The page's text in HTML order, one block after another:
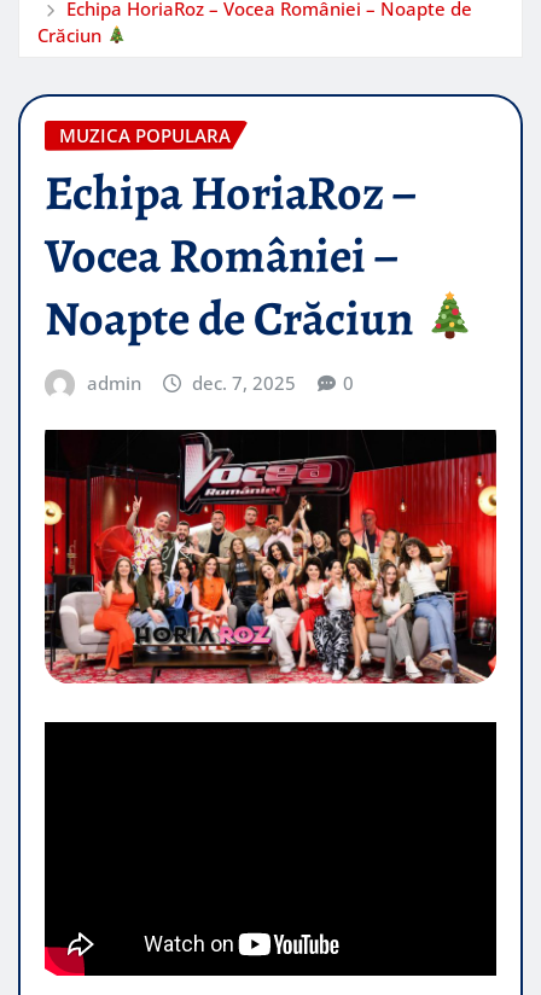
Echipa HoriaRoz – Vocea României – Noapte de
Crăciun
MUZICA POPULARA
Echipa HoriaRoz –
Vocea României –
Noapte de Crăciun
admin dec. 7, 2025 0